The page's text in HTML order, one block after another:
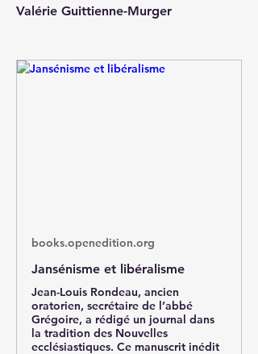
Valérie Guittienne-Murger
books.openedition.org
Jansénisme et libéralisme
Jean-Louis Rondeau, ancien
oratorien, secrétaire de l’abbé
Grégoire, a rédigé un journal dans
la tradition des Nouvelles
ecclésiastiques. Ce manuscrit inédit